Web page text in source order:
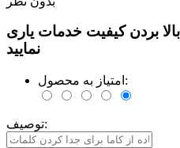
بردن کیفیت خدمات یاری
نمایید
امتیاز به محصول:
توصیف: